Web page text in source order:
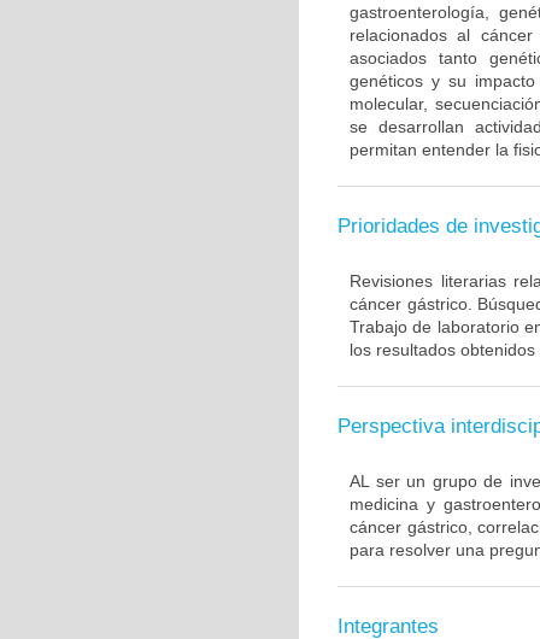
gastroenterología,
relacionados al
asociados tanto
genéticos y su
molecular,
se desarrollan
permitan entender la
Prioridades de
Revisiones literarias
cáncer gástrico.
Trabajo de laboratorio
los resultados
Perspectiva
AL ser un grupo de
medicina y
cáncer gástrico,
para resolver una
Integrantes